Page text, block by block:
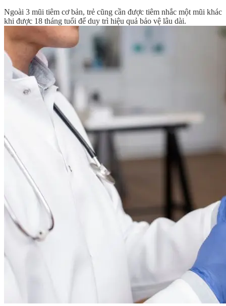
Ngoài 3 mũi tiêm cơ bản, trẻ cũng cần được tiêm nhắc một mũi khác
khi được 18 tháng tuổi để duy trì hiệu quả bảo vệ lâu dài.